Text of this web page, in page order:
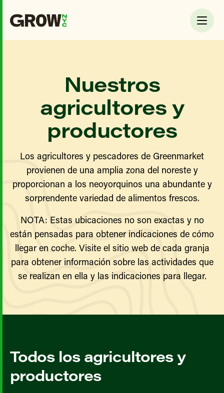
Nuestros
agricultores y
productores
Los agricultores y pescadores de Greenmarket
provienen de una amplia zona del noreste y
proporcionan a los neoyorquinos una abundante y
sorprendente variedad de alimentos frescos.
NOTA: Estas ubicaciones no son exactas y no
están pensadas para obtener indicaciones de cómo
llegar en coche. Visite el sitio web de cada granja
para obtener información sobre las actividades que
se realizan en ella y las indicaciones para llegar.
Todos los agricultores y
productores